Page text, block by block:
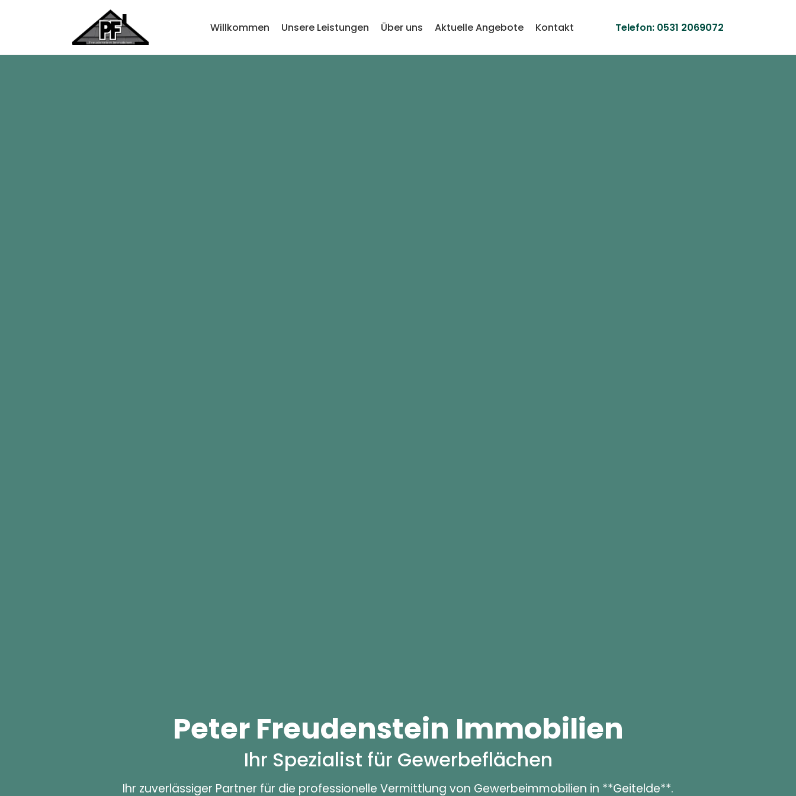
Willkommen Unsere Leistungen Über uns Aktuelle Angebote Kontakt Telefon: 0531 2069072
Peter Freudenstein Immobilien
Ihr Spezialist für Gewerbeflächen
Ihr zuverlässiger Partner für die professionelle Vermittlung von Gewerbeimmobilien in **Geitelde**.